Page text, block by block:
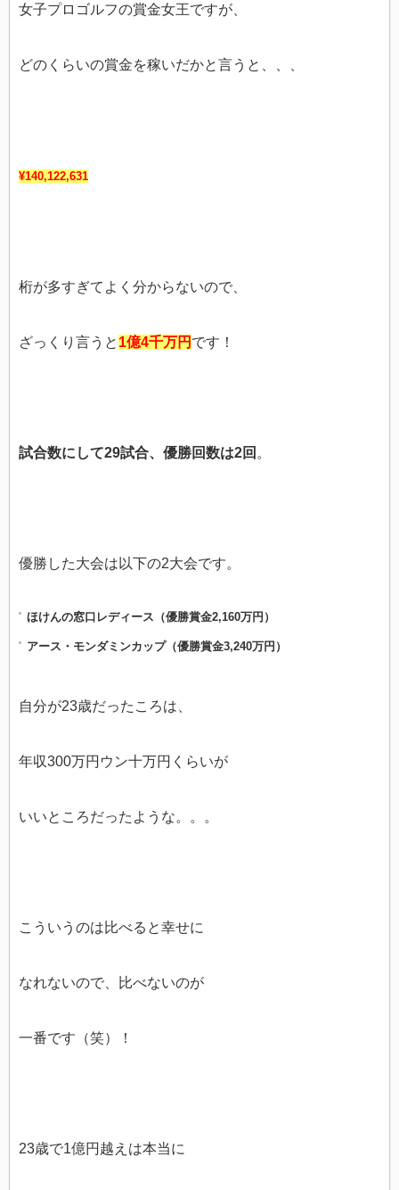
女子プロゴルフの賞金女王ですが、
どのくらいの賞金を稼いだかと言うと、、、
¥140,122,631
桁が多すぎてよく分からないので、
ざっくり言うと 1億4千万円 です！
試合数にして29試合、優勝回数は2回 。
優勝した大会は以下の2大会です。
ほけんの窓口レディース（優勝賞金2,160万円）
アース・モンダミンカップ（優勝賞金3,240万円）
自分が23歳だったころは、
年収300万円ウン十万円くらいが
いいところだったような。。。
こういうのは比べると幸せに
なれないので、比べないのが
一番です（笑）！
23歳で1億円越えは本当に